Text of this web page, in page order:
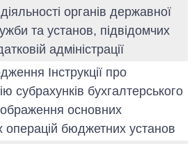
органів державної
та установ, підвідомчих
адміністрації
Інструкції про
субрахунків бухгалтерського
основних
операцій бюджетних установ